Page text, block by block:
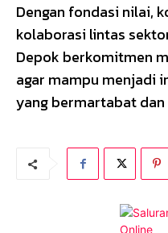
Dengan fondasi nilai,
kolaborasi lintas
Depok berkomitmen
agar mampu menjadi
yang bermartabat dan